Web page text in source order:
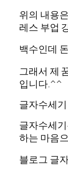
위의 내용
레스 부업
백수인데
그래서 제
입니다.^^
글자수세
글자수세
하는 마음
블로그 글